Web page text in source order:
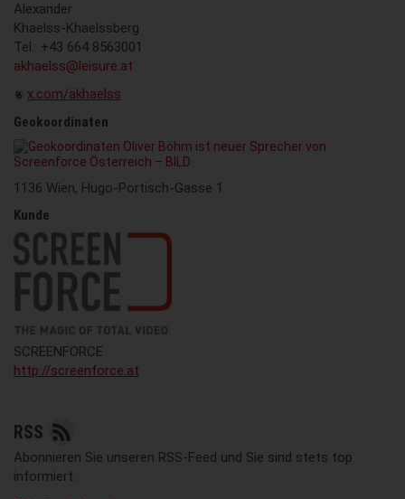
Alexander
Khaelss-Khaelssberg
Tel.: +43 664 8563001
akhaelss@leisure.at
x.com/akhaelss
Geokoordinaten
1136 Wien, Hugo-Portisch-Gasse 1
Kunde
SCREENFORCE
http://screenforce.at
RSS
Abonnieren Sie unseren RSS-Feed und Sie sind stets top
informiert: